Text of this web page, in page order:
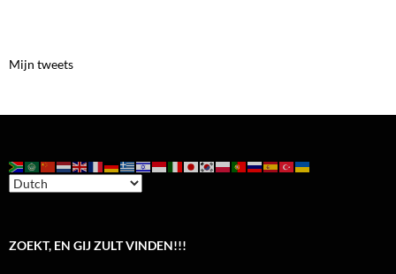
Mijn tweets
ZOEKT, EN GIJ ZULT VINDEN!!!